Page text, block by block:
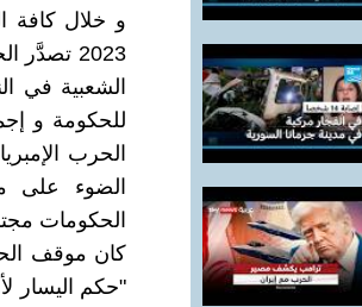
2023
الشعبية في
للحكومة و
الحرب
الضوء على
الحكومات
كان موقف
"حكم اليسار